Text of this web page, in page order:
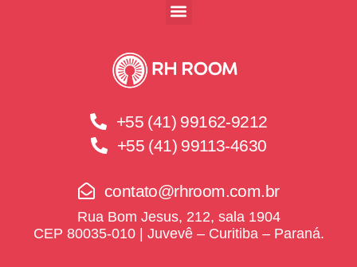
+55 (41) 99162-9212
+55 (41) 99113-4630
contato@rhroom.com.br
Rua Bom Jesus, 212, sala 1904
CEP 80035-010 | Juvevê – Curitiba – Paraná.